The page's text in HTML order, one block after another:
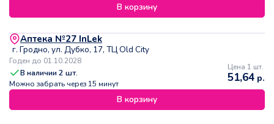
В корзину
Аптека №27 InLek
г. Гродно, ул. Дубко, 17, ТЦ Old City
Годен до 01.10.2028
В наличии2 шт.
Можно забрать через 15 минут
Цена 1 шт.
51,64 р.
В корзину